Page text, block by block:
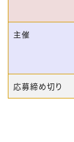
主催
応募締め切り